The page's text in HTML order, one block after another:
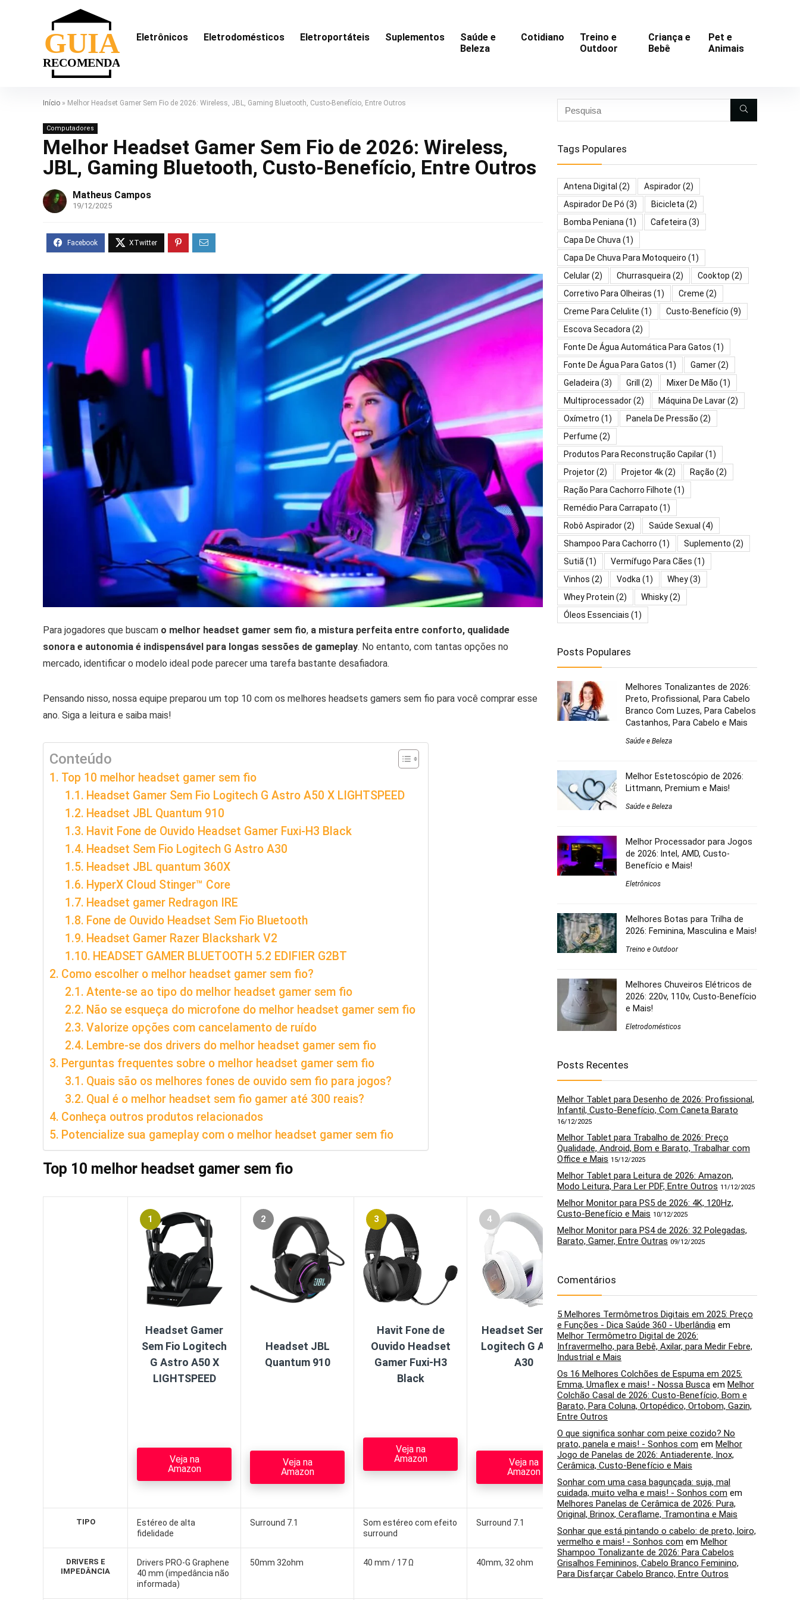
Eletrônicos Eletrodomésticos Eletroportáteis Suplementos
Saúde e
Beleza
Cotidiano
Treino e
Outdoor
Criança e
Bebê
Pet e
Animais
Início » Melhor Headset Gamer Sem Fio de 2026: Wireless, JBL, Gaming Bluetooth, Custo-Benefício, Entre Outros
Computadores
Melhor Headset Gamer Sem Fio de 2026: Wireless,
JBL, Gaming Bluetooth, Custo-Benefício, Entre Outros
Matheus Campos
19/12/2025
Para jogadores que buscam o melhor headset gamer sem fio, a mistura perfeita entre conforto, qualidade
sonora e autonomia é indispensável para longas sessões de gameplay. No entanto, com tantas opções no
mercado, identificar o modelo ideal pode parecer uma tarefa bastante desafiadora.
Pensando nisso, nossa equipe preparou um top 10 com os melhores headsets gamers sem fio para você comprar esse
ano. Siga a leitura e saiba mais!
Conteúdo
Top 10 melhor headset gamer sem fio
Headset Gamer Sem Fio Logitech G Astro A50 X LIGHTSPEED
Headset JBL Quantum 910
Havit Fone de Ouvido Headset Gamer Fuxi-H3 Black
Headset Sem Fio Logitech G Astro A30
Headset JBL quantum 360X
HyperX Cloud Stinger™ Core
Headset gamer Redragon IRE
Fone de Ouvido Headset Sem Fio Bluetooth
Headset Gamer Razer Blackshark V2
HEADSET GAMER BLUETOOTH 5.2 EDIFIER G2BT
Como escolher o melhor headset gamer sem fio?
Atente-se ao tipo do melhor headset gamer sem fio
Não se esqueça do microfone do melhor headset gamer sem fio
Valorize opções com cancelamento de ruído
Lembre-se dos drivers do melhor headset gamer sem fio
Perguntas frequentes sobre o melhor headset gamer sem fio
Quais são os melhores fones de ouvido sem fio para jogos?
Qual é o melhor headset sem fio gamer até 300 reais?
Conheça outros produtos relacionados
Potencialize sua gameplay com o melhor headset gamer sem fio
Top 10 melhor headset gamer sem fio
TIPO
DRIVERS E
IMPEDÂNCIA
1
Headset Gamer
Sem Fio Logitech
G Astro A50 X
LIGHTSPEED
Veja na
Amazon
Estéreo de alta
fidelidade
Drivers PRO-G Graphene
40 mm (impedância não
informada)
2
Headset JBL
Quantum 910
Veja na
Amazon
Surround 7.1
50mm 32ohm
3
Havit Fone de
Ouvido Headset
Gamer Fuxi-H3
Black
Veja na
Amazon
Som estéreo com efeito
surround
40 mm / 17 Ω
4
Headset Sem Fio
Logitech G Astro
A30
Veja na
Amazon
Surround 7.1
40mm, 32 ohm
5
Headset JBL
quantum 360X
Veja na
Amazon
40mm, 32 ohm
HyperX Cloud
Stinger™ Core
PlayStation
40 mm / 16 Ω
Tags Populares
Antena Digital (2) Aspirador(2)
Aspirador De Pó (3) Bicicleta (2)
Bomba Peniana (1) Cafeteira (3)
Capa De Chuva (1)
Capa De Chuva Para Motoqueiro (1)
Celular(2) Churrasqueira (2) Cooktop (2)
Corretivo Para Olheiras (1) Creme (2)
Creme Para Celulite (1) Custo-Benefício (9)
Escova Secadora (2)
Fonte De Água Automática Para Gatos (1)
Fonte De Água Para Gatos (1) Gamer(2)
Geladeira (3) Grill (2) Mixer De Mão (1)
Multiprocessador(2) Máquina De Lavar(2)
Oxímetro (1) Panela De Pressão (2)
Perfume (2)
Produtos Para Reconstrução Capilar(1)
Projetor(2) Projetor 4k(2) Ração (2)
Ração Para Cachorro Filhote (1)
Remédio Para Carrapato (1)
Robô Aspirador(2) Saúde Sexual (4)
Shampoo Para Cachorro (1) Suplemento (2)
Sutiã (1) Vermífugo Para Cães (1)
Vinhos (2) Vodka (1) Whey(3)
Whey Protein (2) Whisky(2)
Óleos Essenciais (1)
Posts Populares
Melhores Tonalizantes de 2026:
Preto, Profissional, Para Cabelo
Branco Com Luzes, Para Cabelos
Castanhos, Para Cabelo e Mais
Saúde e Beleza
Melhor Estetoscópio de 2026:
Littmann, Premium e Mais!
Saúde e Beleza
Melhor Processador para Jogos
de 2026: Intel, AMD, Custo-
Benefício e Mais!
Eletrônicos
Melhores Botas para Trilha de
2026: Feminina, Masculina e Mais!
Treino e Outdoor
Melhores Chuveiros Elétricos de
2026: 220v, 110v, Custo-Benefício
e Mais!
Eletrodomésticos
Posts Recentes
Melhor Tablet para Desenho de 2026: Profissional,
Infantil, Custo-Benefício, Com Caneta Barato
16/12/2025
Melhor Tablet para Trabalho de 2026: Preço
Qualidade, Android, Bom e Barato, Trabalhar com
Office e Mais 15/12/2025
Melhor Tablet para Leitura de 2026: Amazon,
Modo Leitura, Para Ler PDF, Entre Outros 11/12/2025
Melhor Monitor para PS5 de 2026: 4K, 120Hz,
Custo-Benefício e Mais 10/12/2025
Melhor Monitor para PS4 de 2026: 32 Polegadas,
Barato, Gamer, Entre Outras 09/12/2025
Comentários
5 Melhores Termômetros Digitais em 2025: Preço
e Funções - Dica Saúde 360 - Uberlândia em
Melhor Termômetro Digital de 2026:
Infravermelho, para Bebê, Axilar, para Medir Febre,
Industrial e Mais
Os 16 Melhores Colchões de Espuma em 2025:
Emma, Umaflex e mais! - Nossa Busca em Melhor
Colchão Casal de 2026: Custo-Benefício, Bom e
Barato, Para Coluna, Ortopédico, Ortobom, Gazin,
Entre Outros
O que significa sonhar com peixe cozido? No
prato, panela e mais! - Sonhos com em Melhor
Jogo de Panelas de 2026: Antiaderente, Inox,
Cerâmica, Custo-Benefício e Mais
Sonhar com uma casa bagunçada: suja, mal
cuidada, muito velha e mais! - Sonhos com em
Melhores Panelas de Cerâmica de 2026: Pura,
Original, Brinox, Ceraflame, Tramontina e Mais
Sonhar que está pintando o cabelo: de preto, loiro,
vermelho e mais! - Sonhos com em Melhor
Shampoo Tonalizante de 2026: Para Cabelos
Grisalhos Femininos, Cabelo Branco Feminino,
Para Disfarçar Cabelo Branco, Entre Outros